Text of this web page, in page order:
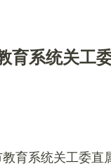
育系统关工
育系统关工委直